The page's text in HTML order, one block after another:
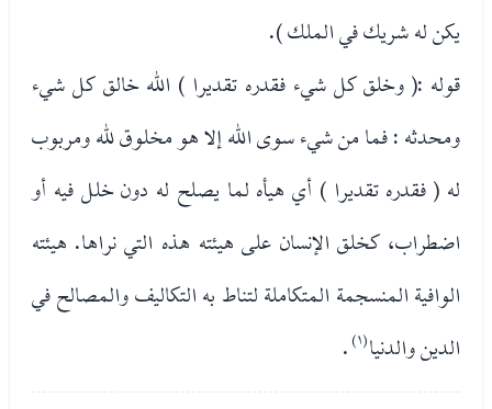
يكن له شريك في الملك ).
قوله :( وخلق كل شيء فقدره تقديرا ) الله خالق كل شيء
ومحدثه : فما من شيء سوى الله إلا هو مخلوق لله ومربوب
له ( فقدره تقديرا ) أي هيأه لما يصلح له دون خلل فيه أو
اضطراب، كخلق الإنسان على هيئته هذه التي نراها. هيئته
الوافية المنسجمة المتكاملة لتناط به التكاليف والمصالح في
الدين والدنيا(١) .